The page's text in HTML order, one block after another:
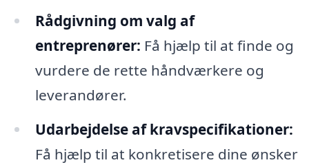
Rådgivning om valg af
entreprenører: Få hjælp til at finde og
vurdere de rette håndværkere og
leverandører.
Udarbejdelse af kravspecifikationer:
Få hjælp til at konkretisere dine ønsker